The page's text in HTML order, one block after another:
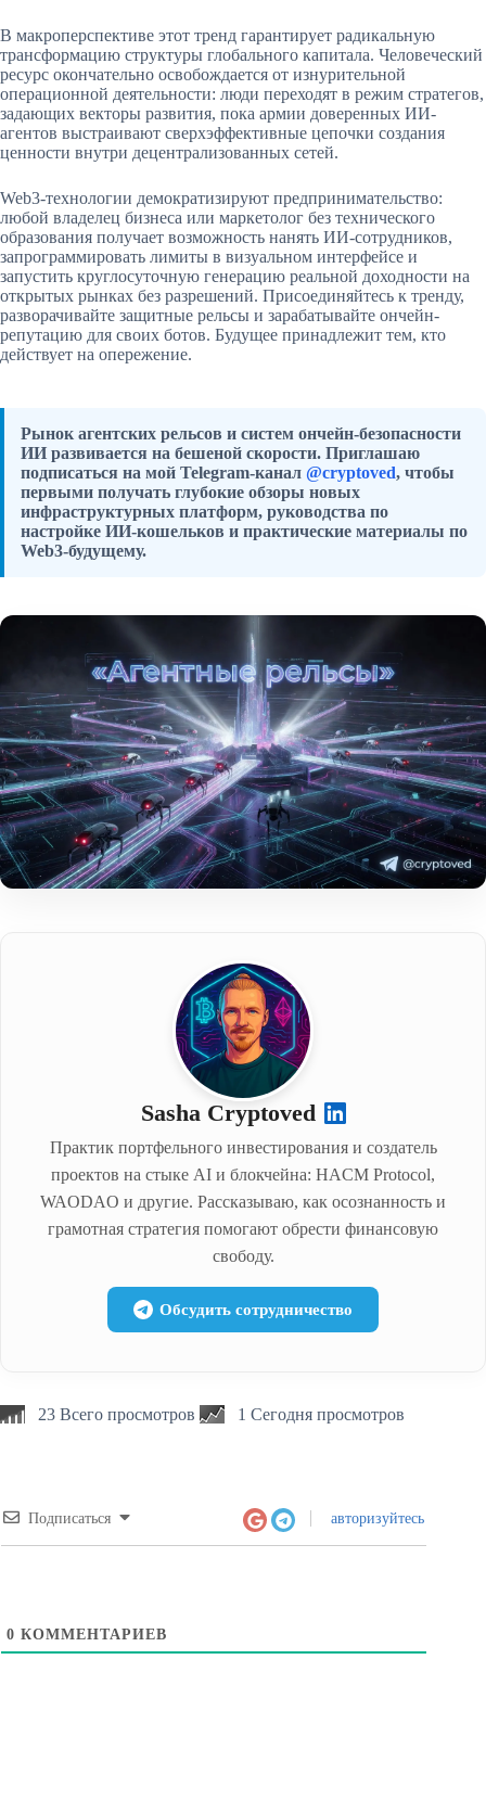
В макроперспективе этот тренд гарантирует радикальную
трансформацию структуры глобального капитала. Человеческий
ресурс окончательно освобождается от изнурительной
операционной деятельности: люди переходят в режим стратегов,
задающих векторы развития, пока армии доверенных ИИ-
агентов выстраивают сверхэффективные цепочки создания
ценности внутри децентрализованных сетей.
Web3-технологии демократизируют предпринимательство:
любой владелец бизнеса или маркетолог без технического
образования получает возможность нанять ИИ-сотрудников,
запрограммировать лимиты в визуальном интерфейсе и
запустить круглосуточную генерацию реальной доходности на
открытых рынках без разрешений. Присоединяйтесь к тренду,
разворачивайте защитные рельсы и зарабатывайте ончейн-
репутацию для своих ботов. Будущее принадлежит тем, кто
действует на опережение.
Рынок агентских рельсов и систем ончейн-безопасности
ИИ развивается на бешеной скорости. Приглашаю
подписаться на мой Telegram-канал @cryptoved, чтобы
первыми получать глубокие обзоры новых
инфраструктурных платформ, руководства по
настройке ИИ-кошельков и практические материалы по
Web3-будущему.
Sasha Cryptoved
Практик портфельного инвестирования и создатель
проектов на стыке AI и блокчейна: HACM Protocol,
WAODAO и другие. Рассказываю, как осознанность и
грамотная стратегия помогают обрести финансовую
свободу.
Обсудить сотрудничество
23 Всего просмотров 1 Сегодня просмотров
Подписаться авторизуйтесь
0 КОММЕНТАРИЕВ